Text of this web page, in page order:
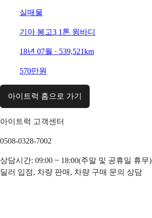
실매물
기아 봉고3 1톤 윙바디
18년 07월 · 539,521km
570만원
아이트럭 홈으로 가기
아이트럭 고객센터
0508-0328-7002
상담시간: 09:00 ~ 18:00(주말 및 공휴일 휴무)
딜러 입점, 차량 판매, 차량 구매 문의 상담